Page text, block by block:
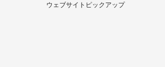
ウェブサイトピックアップ